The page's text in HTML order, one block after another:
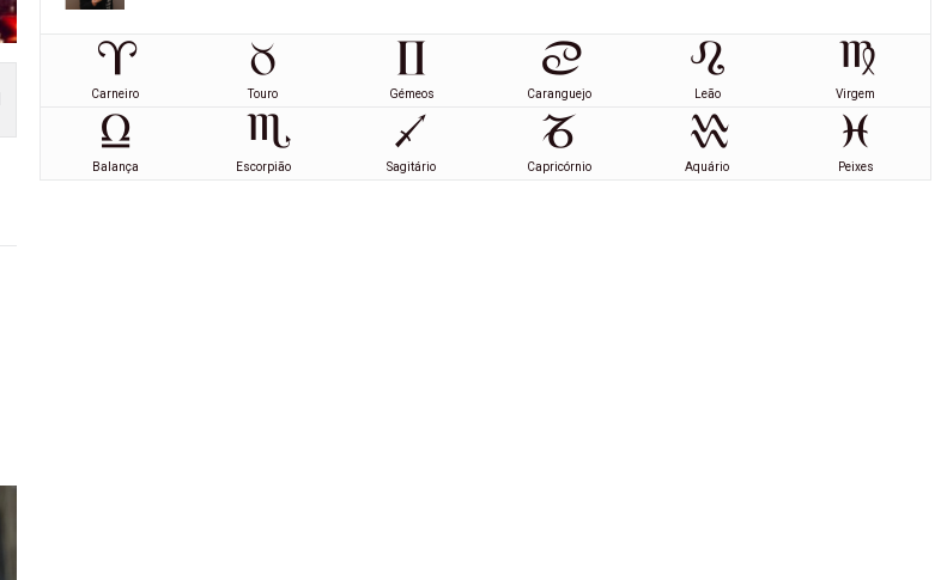
Carneiro Touro Gémeos Caranguejo Leão Virgem
Balança Escorpião Sagitário Capricórnio Aquário Peixes